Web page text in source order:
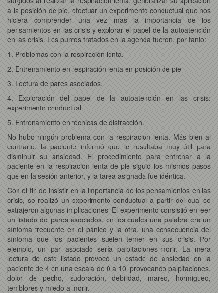
a la posición de pie, efectuar un experimento conductual que nos
hiciera comprender una vez más la importancia de los
pensamientos en las crisis y explorar el papel de la autoatención
en las crisis. Los puntos tratados en la agenda fueron, por tanto:
1. Problemas con la respiración lenta.
2. Entrenamiento en respiración lenta en posición de pie.
3. Lectura de pares asociados.
4. Exploración del papel de la autoatención en las crisis:
experimento conductual.
5. Entrenamiento en técnicas de distracción.
No hubo ningún problema con la respiración lenta. Más bien al
contrario, la paciente informó que le resultaba muy útil para
disminuir su ansiedad. El procedimiento para entrenar a la
paciente en la respiración lenta de pie siguió los mismos pasos
que en la sesión anterior, y la tarea asignada fue idéntica.
Con el fin de insistir en la importancia de los pensamientos en las
crisis, se realizó un experimento conductual a partir del cual se
extrajeron algunas implicaciones. El experimento consistió en leer
un listado de pares asociados, en los cuales una palabra era un
síntoma frecuente en el pánico y la otra, una consecuencia del
síntoma que los pacientes suelen temer en sus crisis. Por
ejemplo, un par asociado sería palpitaciones-morir. La mera
lectura de este listado provocó un estado de ansiedad en la
paciente de 4 en una escala de 0 a 10, provocando palpitaciones,
dolor de pecho, sudoración, debilidad, mareo, hormigueo,
temblores y miedo a morir.